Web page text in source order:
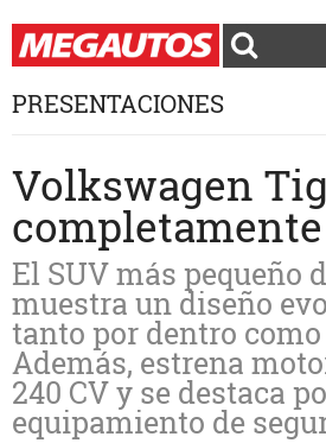
PRESENTACIONES
Volkswagen
El SUV más pequeño
muestra un diseño
tanto por dentro
Además, estrena
240 CV y se destaca
equipamiento de